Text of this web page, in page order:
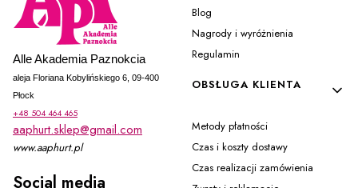
Alle Akademia Paznokcia
aleja Floriana Kobylińskiego 6, 09-400
Płock
+48 504 464 465
aaphurt.sklep@gmail.com
www.aaphurt.pl
Social media
Blog
Nagrody i wyróżnienia
Regulamin
OBSŁUGA KLIENTA
Metody płatności
Czas i koszty dostawy
Czas realizacji zamówienia